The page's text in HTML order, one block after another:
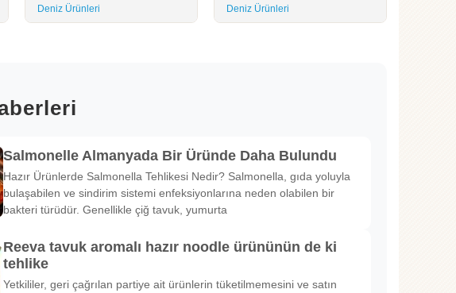
Deniz Ürünleri Deniz Ürünleri
Salmonelle Almanyada Bir Üründe Daha Bulundu
Hazır Ürünlerde Salmonella Tehlikesi Nedir? Salmonella, gıda yoluyla
bulaşabilen ve sindirim sistemi enfeksiyonlarına neden olabilen bir
bakteri türüdür. Genellikle çiğ tavuk, yumurta
Reeva tavuk aromalı hazır noodle ürününün de ki
tehlike
Yetkililer, geri çağrılan partiye ait ürünlerin tüketilmemesini ve satın